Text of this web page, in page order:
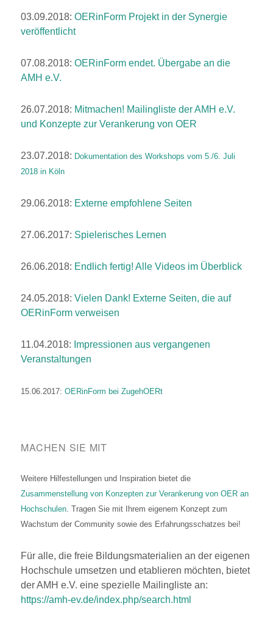
03.09.2018:OERinForm Projekt in der Synergie
veröffentlicht
07.08.2018:OERinForm endet. Übergabe an die
AMH e.V.
26.07.2018: Mitmachen! Mailingliste der AMH e.V.
und Konzepte zur Verankerung von OER
23.07.2018: Dokumentation des Workshops vom 5./6. Juli
2018 in Köln
29.06.2018: Externe empfohlene Seiten
27.06.2017: Spielerisches Lernen
26.06.2018: Endlich fertig! Alle Videos im Überblick
24.05.2018:Vielen Dank! Externe Seiten, die auf
OERinForm verweisen
11.04.2018: Impressionen aus vergangenen
Veranstaltungen
15.06.2017: OERinForm bei ZugehOERt
MACHEN SIE MIT
Weitere Hilfestellungen und Inspiration bietet die
Zusammenstellung von Konzepten zur Verankerung von OER an
Hochschulen . Tragen Sie mit Ihrem eigenem Konzept zum
Wachstum der Community sowie des Erfahrungsschatzes bei!
Für alle, die freie Bildungsmaterialien an der eigenen
Hochschule umsetzen und etablieren möchten, bietet
der AMH e.V. eine spezielle Mailingliste an:
https://amh-ev.de/index.php/search.html